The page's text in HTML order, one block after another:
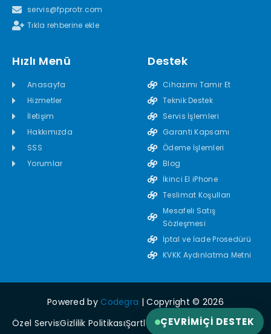
servis@fpprotr.com
Tıkla rehberine ekle
Hızlı Menü
Anasayfa
Hizmetler
İletişim
Hakkımızda
SSS
Yorumlar
Destek
Cihazımı Tamir Et
Teknik Destek
Servis İşlemleri
Garanti Kapsamı
Ödeme İşlemleri
Blog
İkinci El iPhone
Teslimat Koşulları
Mesafeli Satış
Sözleşmesi
İptal ve İade Prosedürü
KVKK Aydınlatma Metni
Powered byCodegra | Copyright © 2026
Özel ServisGizlilik PolitikasıŞartlar ve Koşullar
ÇEVRIMIÇI DESTEK